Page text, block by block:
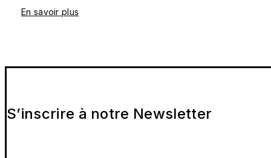
En savoir plus
S’inscrire à notre Newsletter